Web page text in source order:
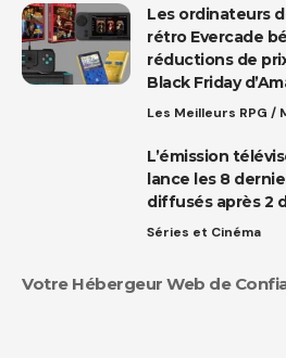
Les ordinateurs
rétro Evercade
réductions de
Black Friday
Les Meilleurs RPG /
L’émission
lance les 8
diffusés après 2
Séries et Cinéma
Votre Hébergeur Web de